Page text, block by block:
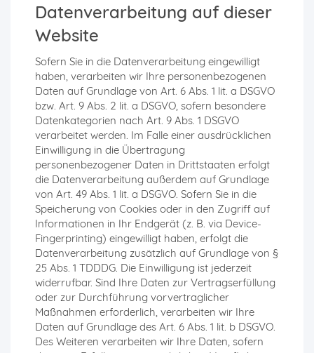
Datenverarbeitung auf dieser
Website
Sofern Sie in die Datenverarbeitung eingewilligt
haben, verarbeiten wir Ihre personenbezogenen
Daten auf Grundlage von Art. 6 Abs. 1 lit. a DSGVO
bzw. Art. 9 Abs. 2 lit. a DSGVO, sofern besondere
Datenkategorien nach Art. 9 Abs. 1 DSGVO
verarbeitet werden. Im Falle einer ausdrücklichen
Einwilligung in die Übertragung
personenbezogener Daten in Drittstaaten erfolgt
die Datenverarbeitung außerdem auf Grundlage
von Art. 49 Abs. 1 lit. a DSGVO. Sofern Sie in die
Speicherung von Cookies oder in den Zugriff auf
Informationen in Ihr Endgerät (z. B. via Device-
Fingerprinting) eingewilligt haben, erfolgt die
Datenverarbeitung zusätzlich auf Grundlage von §
25 Abs. 1 TDDDG. Die Einwilligung ist jederzeit
widerrufbar. Sind Ihre Daten zur Vertragserfüllung
oder zur Durchführung vorvertraglicher
Maßnahmen erforderlich, verarbeiten wir Ihre
Daten auf Grundlage des Art. 6 Abs. 1 lit. b DSGVO.
Des Weiteren verarbeiten wir Ihre Daten, sofern